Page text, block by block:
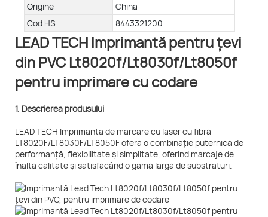
Origine
China
Cod HS
8443321200
LEAD TECH Imprimantă pentru țevi
din PVC Lt8020f/Lt8030f/Lt8050f
pentru imprimare cu codare
1. Descrierea produsului
LEAD TECH Imprimanta de marcare cu laser cu fibră
LT8020F/LT8030F/LT8050F oferă o combinație puternică de
performanță, flexibilitate și simplitate, oferind marcaje de
înaltă calitate și satisfăcând o gamă largă de substraturi.